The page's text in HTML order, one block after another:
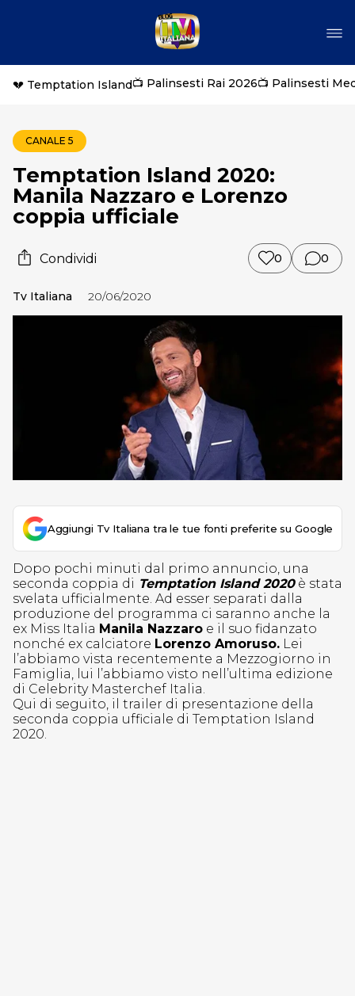
💔 Temptation Island📺 Palinsesti Rai 2026📺 Palinsesti
CANALE 5
Temptation Island 2020:
Manila Nazzaro e Lorenzo
coppia ufficiale
Condividi 0 0
Tv Italiana 20/06/2020
Aggiungi Tv Italiana tra le tue fonti preferite su Google
Dopo pochi minuti dal primo annuncio, una
seconda coppia di Temptation Island 2020è stata
svelata ufficialmente. Ad esser separati dalla
produzione del programma ci saranno anche la
ex Miss Italia Manila Nazzaro e il suo fidanzato
nonché ex calciatore Lorenzo Amoruso. Lei
l’abbiamo vista recentemente a Mezzogiorno in
Famiglia, lui l’abbiamo visto nell’ultima edizione
di Celebrity Masterchef Italia.
Qui di seguito, il trailer di presentazione della
seconda coppia ufficiale di Temptation Island
2020.